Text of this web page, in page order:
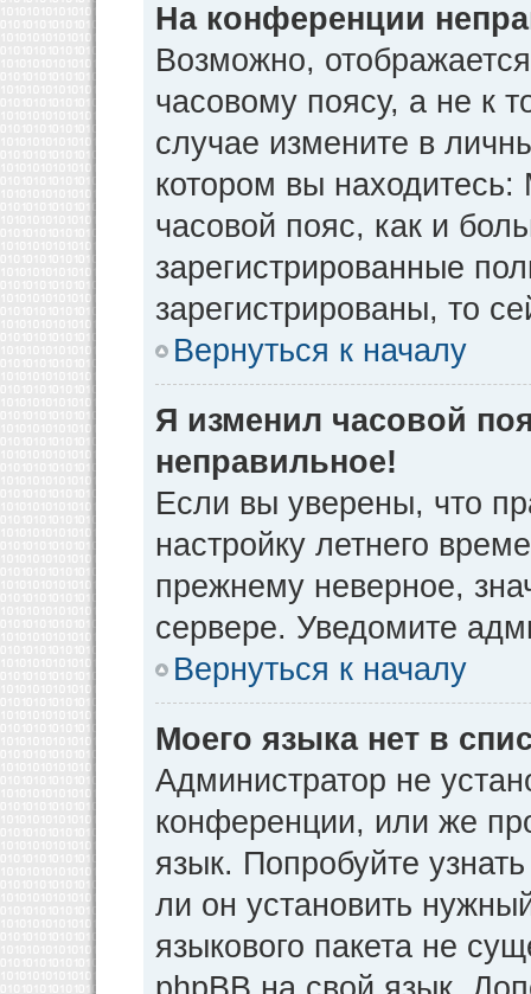
На конференции
Возможно,
часовому поясу, а не к
случае измените в
котором вы находитесь:
часовой пояс, как и
зарегистрированные
зарегистрированы, то
Вернуться к началу
Я изменил часовой
неправильное!
Если вы уверены, что
настройку летнего
прежнему неверное,
сервере. Уведомите
Вернуться к началу
Моего языка нет в
Администратор не
конференции, или же
язык. Попробуйте
ли он установить
языкового пакета не